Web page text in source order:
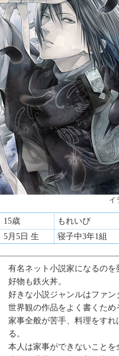
イ
15歳
もれいび
5月5日 生
寝子中3年1組
有名ネット小説家になるの
好物も鉄火丼。
好きな小説ジャンルはファ
世界観の作品をよく書くた
家事全般が苦手、料理をす
る。
本人は家事ができないこと